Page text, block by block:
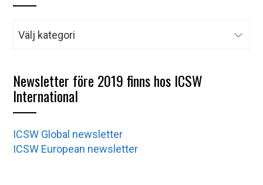
Newsletter före 2019 finns hos ICSW
International
ICSW Global newsletter
ICSW European newsletter